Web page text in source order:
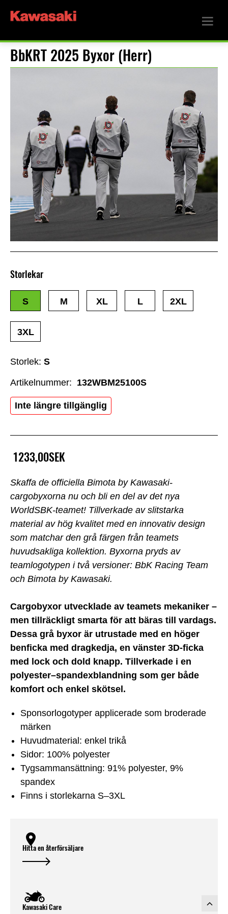
BbKRT 2025 Byxor (Herr)
Skaffa de officiella Bimota by Kawasaki-
cargobyxorna nu och bli en del av det nya
WorldSBK-teamet! Tillverkade av slitstarka
material av hög kvalitet med en innovativ design
som matchar den grå färgen från teamets
huvudsakliga kollektion. Byxorna pryds av
teamlogotypen i två versioner: BbK Racing Team
och Bimota by Kawasaki.
Cargobyxor utvecklade av teamets mekaniker –
men tillräckligt smarta för att bäras till vardags.
Dessa grå byxor är utrustade med en höger
benficka med dragkedja, en vänster 3D-ficka
med lock och dold knapp. Tillverkade i en
polyester–spandexblandning som ger både
komfort och enkel skötsel.
Sponsorlogotyper applicerade som broderade
märken
Huvudmaterial: enkel trikå
Sidor: 100% polyester
Tygsammansättning: 91% polyester, 9%
spandex
Finns i storlekarna S–3XL
1233,00SEK
Storlek: S
Inte längre tillgänglig
Storlekar
S M XL L 2XL
3XL
Artikelnummer: 132WBM25100S
Hitta en återförsäljare
Kawasaki Care